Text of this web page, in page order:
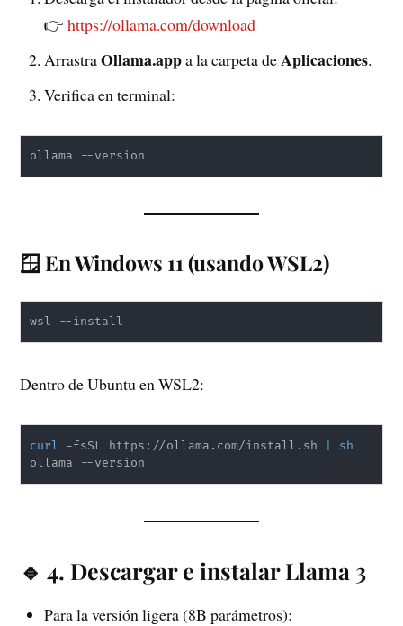
👉https://ollama.com/download
ArrastraOllama.appa la carpeta deAplicaciones.
Verifica en terminal:
ollama --version
🪟 En Windows 11 (usando WSL2)
wsl --install
Dentro de Ubuntu en WSL2:
curl -fsSL https://ollama.com/install.sh
sh
ollama --version
🔹 4. Descargar e instalar Llama 3
Para la versión ligera (8B parámetros):